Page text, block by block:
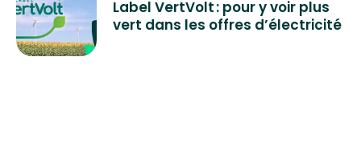
Label VertVolt : pour y voir plus
vert dans les offres d’électricité